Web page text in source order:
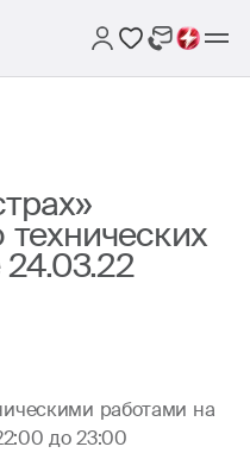
24.03.22
работами на
до 23:00